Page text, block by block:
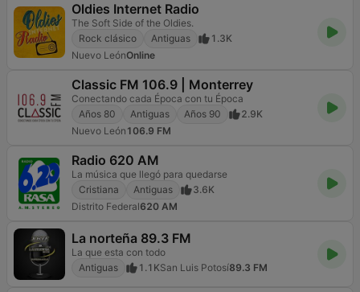
Oldies Internet Radio
The Soft Side of the Oldies.
Rock clásico
Antiguas
1.3K
Nuevo LeónOnline
Classic FM 106.9 | Monterrey
Conectando cada Época con tu Época
Años 80
Antiguas Años 90
2.9K
Nuevo León 106.9 FM
Radio 620 AM
La música que llegó para quedarse
Cristiana
Antiguas
3.6K
Distrito Federal620 AM
La norteña 89.3 FM
La que esta con todo
Antiguas
1.1KSan Luis Potosí89.3 FM